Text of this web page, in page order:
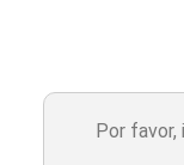
Por